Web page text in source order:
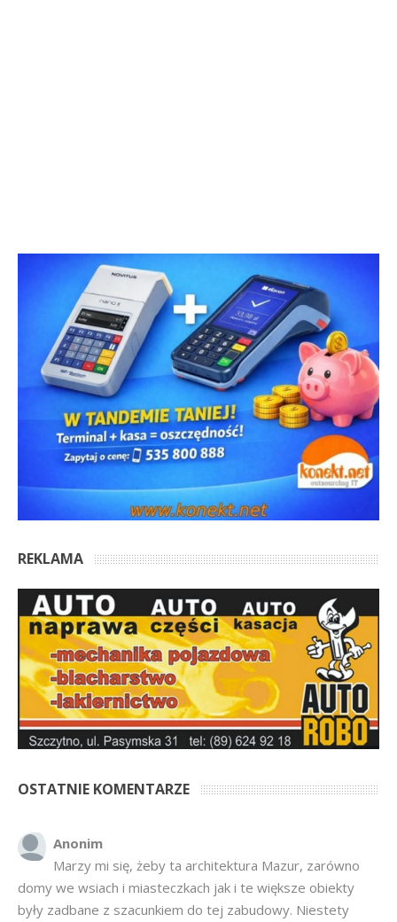
REKLAMA
OSTATNIE KOMENTARZE
Anonim
Marzy mi się, żeby ta architektura Mazur, zarówno
domy we wsiach i miasteczkach jak i te większe obiekty
były zadbane z szacunkiem do tej zabudowy. Niestety